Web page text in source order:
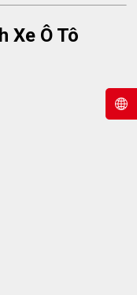
Xe Ô Tô